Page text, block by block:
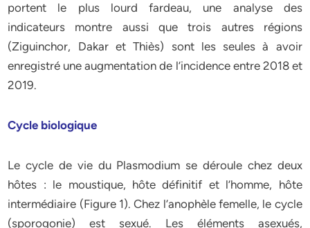
portent le plus lourd fardeau, une analyse des
indicateurs montre aussi que trois autres régions
(Ziguinchor, Dakar et Thiès) sont les seules à avoir
enregistré une augmentation de l’incidence entre 2018 et
2019.
Cycle biologique
Le cycle de vie du Plasmodium se déroule chez deux
hôtes : le moustique, hôte définitif et l’homme, hôte
intermédiaire (Figure 1). Chez l’anophèle femelle, le cycle
(sporogonie) est sexué. Les éléments asexués,